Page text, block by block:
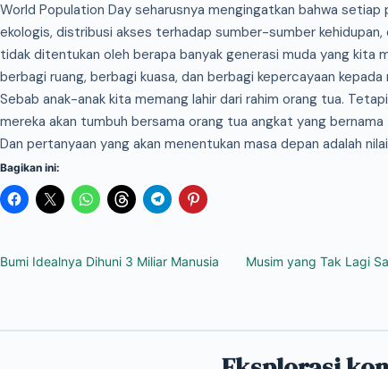
World Population Day seharusnya mengingatkan bahwa
ekologis, distribusi akses terhadap sumber-sumber kehidupan,
tidak ditentukan oleh berapa banyak generasi muda yang kita
berbagi ruang, berbagi kuasa, dan berbagi kepercayaan kepada
Sebab anak-anak kita memang lahir dari rahim orang tua.
mereka akan tumbuh bersama orang tua angkat yang bernama
Dan pertanyaan yang akan menentukan masa depan adalah
Bagikan ini:
Bumi Idealnya Dihuni 3 Miliar Manusia Musim yang Tak Lagi